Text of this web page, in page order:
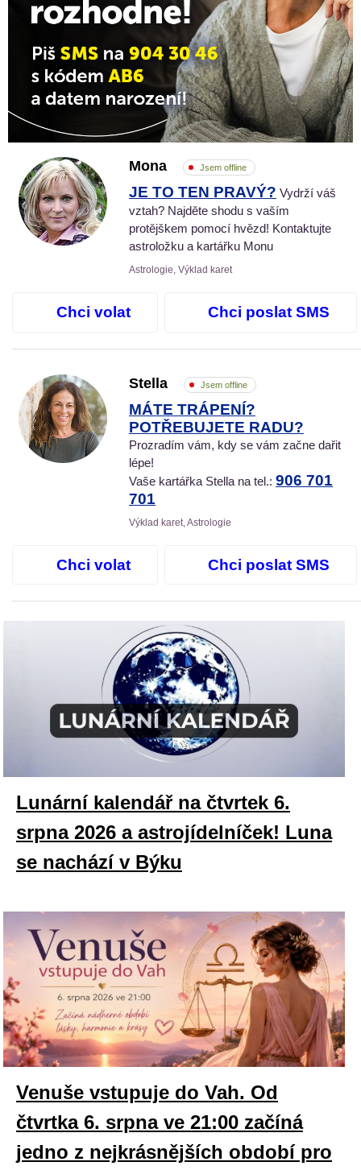
Mona Jsem offline
JE TO TEN PRAVÝ? Vydrží váš
vztah? Najděte shodu s vaším
protějškem pomocí hvězd! Kontaktujte
astroložku a kartářku Monu
Astrologie, Výklad karet
Chci volat Chci poslat SMS
Stella Jsem offline
MÁTE TRÁPENÍ?
POTŘEBUJETE RADU?
Prozradím vám, kdy se vám začne dařit
lépe!
Vaše kartářka Stella na tel.: 906 701
701
Výklad karet, Astrologie
Chci volat Chci poslat SMS
Lunární kalendář na čtvrtek 6.
srpna 2026 a astrojídelníček! Luna
se nachází v Býku
Venuše vstupuje do Vah. Od
čtvrtka 6. srpna ve 21:00 začíná
jedno z nejkrásnějších období pro